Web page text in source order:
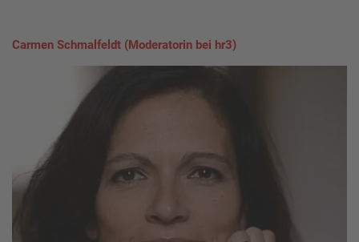
Carmen Schmalfeldt (Moderatorin bei hr3)